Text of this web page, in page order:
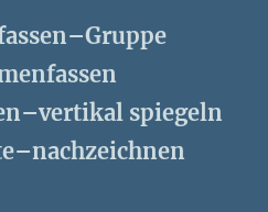
spiegeln